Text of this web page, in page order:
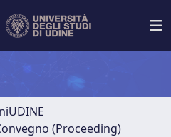
(Proceeding)